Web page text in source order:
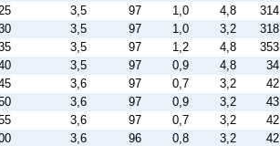
3,5 97 1,0 4,8
314
3,5 97 1,0 3,2
318
3,5 97 1,2 4,8
353
3,5 97 0,9 4,8
34
3,6 97 0,7 3,2
42
3,6 97 0,9 3,2
43
3,6 97 0,7 3,2
42
3,6 96 0,8 3,2
42